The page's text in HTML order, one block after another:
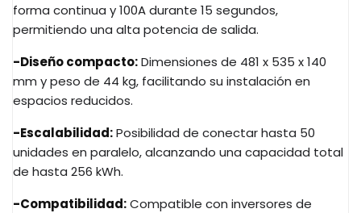
forma continua y 100A durante 15 segundos,
permitiendo una alta potencia de salida.
-Diseño compacto:Dimensiones de 481 x 535 x 140
mm y peso de 44 kg, facilitando su instalación en
espacios reducidos.​
-Escalabilidad:Posibilidad de conectar hasta 50
unidades en paralelo, alcanzando una capacidad total
de hasta 256 kWh.​
-Compatibilidad:Compatible con inversores de